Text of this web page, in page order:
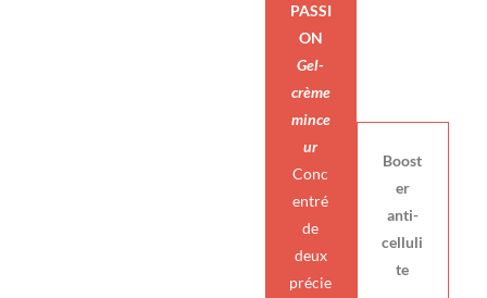
PASSI
ON
Gel-
crème
mince
ur
Conc
entré
de
deux
précie
Boost
er
anti-
celluli
te